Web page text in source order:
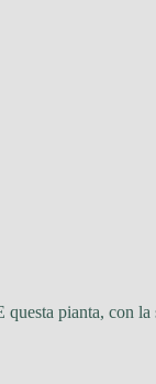
pianta, con la